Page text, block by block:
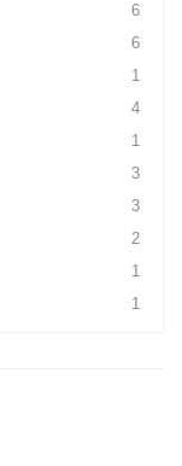
6
6
1
4
1
3
3
2
1
1